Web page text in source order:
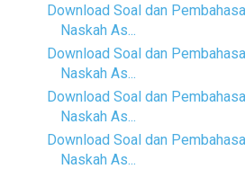
Download Soal dan
Naskah As...
Download Soal dan
Naskah As...
Download Soal dan
Naskah As...
Download Soal dan
Naskah As...